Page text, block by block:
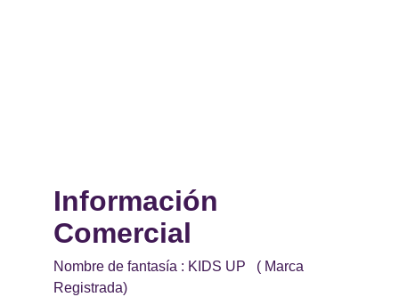
Información
Comercial
Nombre de fantasía : KIDS UP   ( Marca
Registrada)